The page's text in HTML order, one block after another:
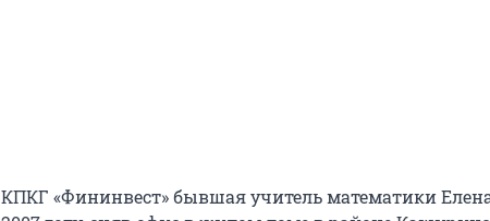
КПКГ «Фининвест» бывшая учитель математики